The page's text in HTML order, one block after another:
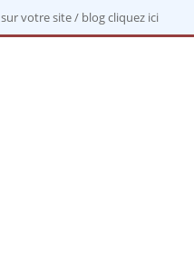
sur votre site / blog cliquez ici